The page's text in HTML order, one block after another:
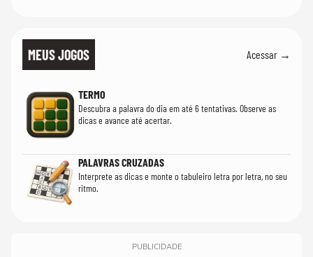
MEUS JOGOS Acessar →
TERMO
Descubra a palavra do dia em até 6 tentativas. Observe as
dicas e avance até acertar.
PALAVRAS CRUZADAS
Interprete as dicas e monte o tabuleiro letra por letra, no seu
ritmo.
PUBLICIDADE